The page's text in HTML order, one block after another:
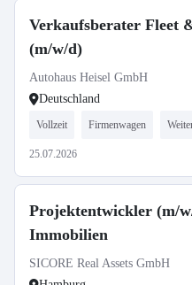
Verkaufsberater Fleet
(m/w/d)
Autohaus Heisel GmbH
Deutschland
Vollzeit Firmenwagen
25.07.2026
Projektentwickler (m/
Immobilien
SICORE Real Assets GmbH